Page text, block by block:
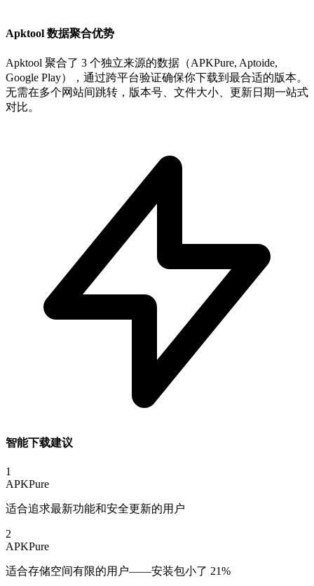
Apktool 数据聚合优势
Apktool 聚合了 3 个独立来源的数据（APKPure, Aptoide,
Google Play），通过跨平台验证确保你下载到最合适的版本。
无需在多个网站间跳转，版本号、文件大小、更新日期一站式
对比。
智能下载建议
1
APKPure
适合追求最新功能和安全更新的用户
2
APKPure
适合存储空间有限的用户——安装包小了 21%